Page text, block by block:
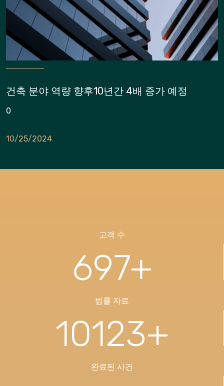
건축 분야 역량 향후10년간 4배 증가 예정
0
10/25/2024
고객 수
697+
법률 자료
10123+
완료된 사건